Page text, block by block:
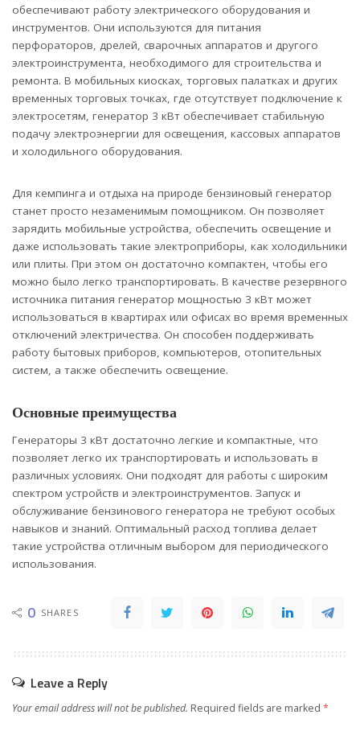
обеспечивают работу электрического оборудования и
инструментов. Они используются для питания
перфораторов, дрелей, сварочных аппаратов и другого
электроинструмента, необходимого для строительства и
ремонта. В мобильных киосках, торговых палатках и других
временных торговых точках, где отсутствует подключение к
электросетям, генератор 3 кВт обеспечивает стабильную
подачу электроэнергии для освещения, кассовых аппаратов
и холодильного оборудования.
Для кемпинга и отдыха на природе бензиновый генератор
станет просто незаменимым помощником. Он позволяет
зарядить мобильные устройства, обеспечить освещение и
даже использовать такие электроприборы, как холодильники
или плиты. При этом он достаточно компактен, чтобы его
можно было легко транспортировать. В качестве резервного
источника питания генератор мощностью 3 кВт может
использоваться в квартирах или офисах во время временных
отключений электричества. Он способен поддерживать
работу бытовых приборов, компьютеров, отопительных
систем, а также обеспечить освещение.
Основные преимущества
Генераторы 3 кВт достаточно легкие и компактные, что
позволяет легко их транспортировать и использовать в
различных условиях. Они подходят для работы с широким
спектром устройств и электроинструментов. Запуск и
обслуживание бензинового генератора не требуют особых
навыков и знаний. Оптимальный расход топлива делает
такие устройства отличным выбором для периодического
использования.
0 SHARES
Leave a Reply
Your email address will not be published. Required fields are marked *